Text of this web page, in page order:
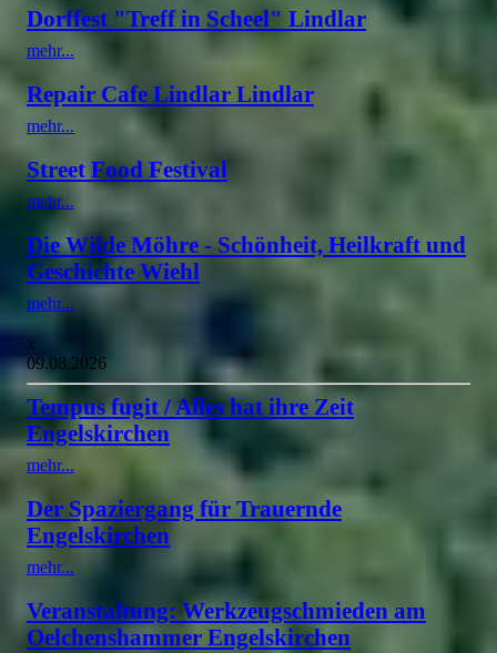
Dorffest "Treff in Scheel" Lindlar
mehr...
Repair Cafe Lindlar Lindlar
mehr...
Street Food Festival
mehr...
Die Wilde Möhre - Schönheit, Heilkraft und
Geschichte Wiehl
mehr...
x
09.08.2026
Tempus fugit / Alles hat ihre Zeit
Engelskirchen
mehr...
Der Spaziergang für Trauernde
Engelskirchen
mehr...
Veranstaltung: Werkzeugschmieden am
Oelchenshammer Engelskirchen